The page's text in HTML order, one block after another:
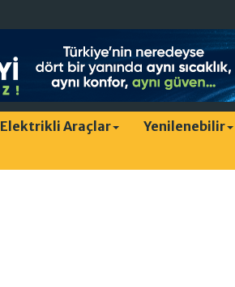
Elektrikli Araçlar Yenilenebilir